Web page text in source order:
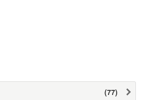
(77)